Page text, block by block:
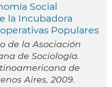
Social
la Incubadora
Populares
de la Asociación
de Sociología.
de
Aires, 2009.